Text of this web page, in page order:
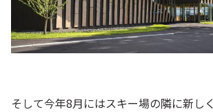
そして今年8月にはスキー場の隣に新しく